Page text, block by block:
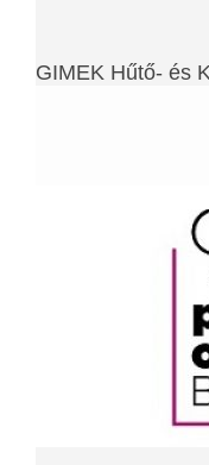
GIMEK Hűtő- és